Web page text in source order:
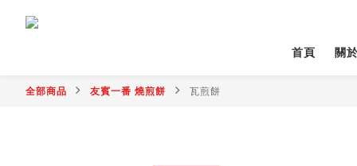
首頁 關
全部商品 友賓一番 燒煎餅 瓦煎餅